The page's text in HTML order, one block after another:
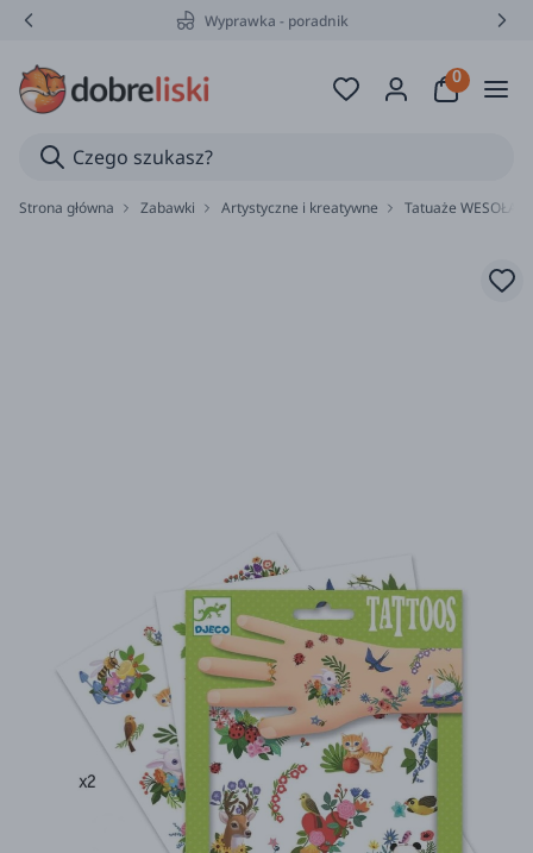
Wyprawka - poradnik
Strona główna Zabawki Artystyczne i kreatywne Tatuaże WESOŁA